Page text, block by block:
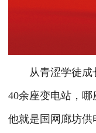
从青涩学徒成长
40余座变电站，
他就是国网廊坊